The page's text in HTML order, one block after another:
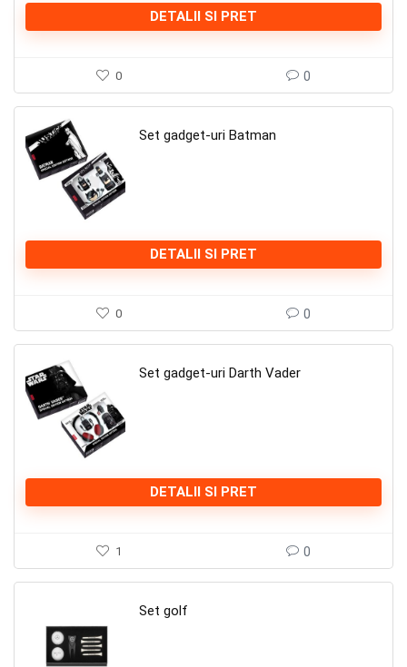
DETALII SI PRET
0 0
Set gadget-uri Batman
DETALII SI PRET
0 0
Set gadget-uri Darth Vader
DETALII SI PRET
1 0
Set golf